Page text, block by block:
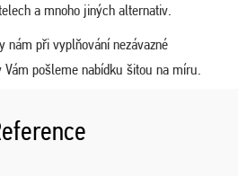
a mnoho jiných alternativ.
nám při vyplňování nezávazné
pošleme nabídku šitou na míru.